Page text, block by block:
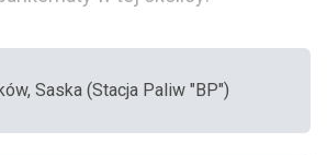
Saska (Stacja Paliw "BP")